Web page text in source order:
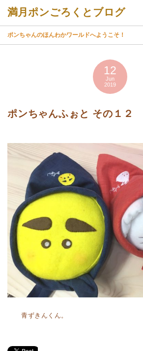
ポンちゃんのほんわかワールドへようこそ！
12
Jun
2019
ポンちゃんふぉと その１２
青ずきんくん。